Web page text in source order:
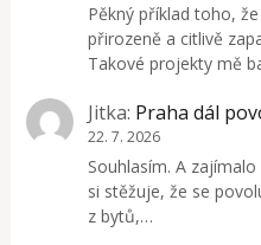
Pěkný příklad toho,
přirozeně a citlivě
Takové projekty mě
Jitka: Praha dál
22. 7. 2026
Souhlasím. A
si stěžuje, že se
z bytů,…